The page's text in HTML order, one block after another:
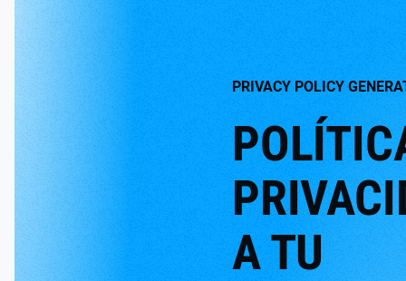
PRIVACY POLICY
A TU